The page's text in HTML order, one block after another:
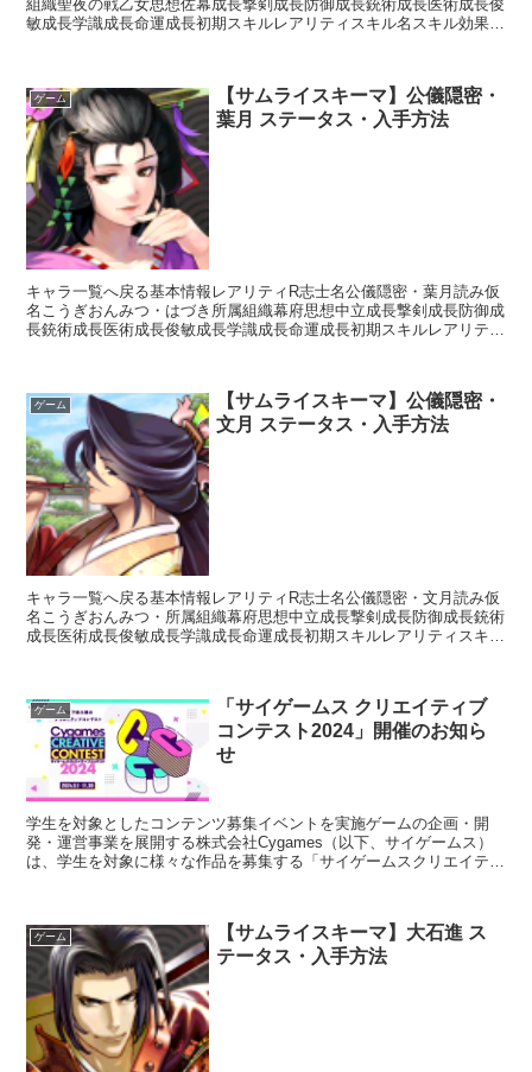
組織聖夜の戦乙女思想佐幕成長撃剣成長防御成長銃術成長医術成長俊
敏成長学識成長命運成長初期スキルレアリティスキル名スキル効果L
ゲーム
【サムライスキーマ】公儀隠密・
葉月 ステータス・入手方法
キャラ一覧へ戻る基本情報レアリティR志士名公儀隠密・葉月読み仮
名こうぎおんみつ・はづき所属組織幕府思想中立成長撃剣成長防御成
長銃術成長医術成長俊敏成長学識成長命運成長初期スキルレアリティ
ゲーム
【サムライスキーマ】公儀隠密・
文月 ステータス・入手方法
キャラ一覧へ戻る基本情報レアリティR志士名公儀隠密・文月読み仮
名こうぎおんみつ・所属組織幕府思想中立成長撃剣成長防御成長銃術
成長医術成長俊敏成長学識成長命運成長初期スキルレアリティスキル
ゲーム
「サイゲームス クリエイティブ
コンテスト2024」開催のお知ら
せ
学生を対象としたコンテンツ募集イベントを実施ゲームの企画・開
発・運営事業を展開する株式会社Cygames（以下、サイゲームス）
は、学生を対象に様々な作品を募集する「サイゲームスクリエイティ
ゲーム
【サムライスキーマ】大石進 ス
テータス・入手方法